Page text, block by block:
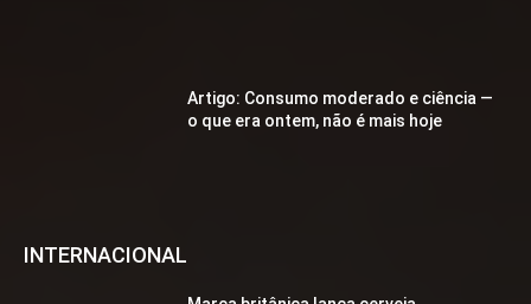
Artigo: Consumo moderado e ciência —
o que era ontem, não é mais hoje
INTERNACIONAL